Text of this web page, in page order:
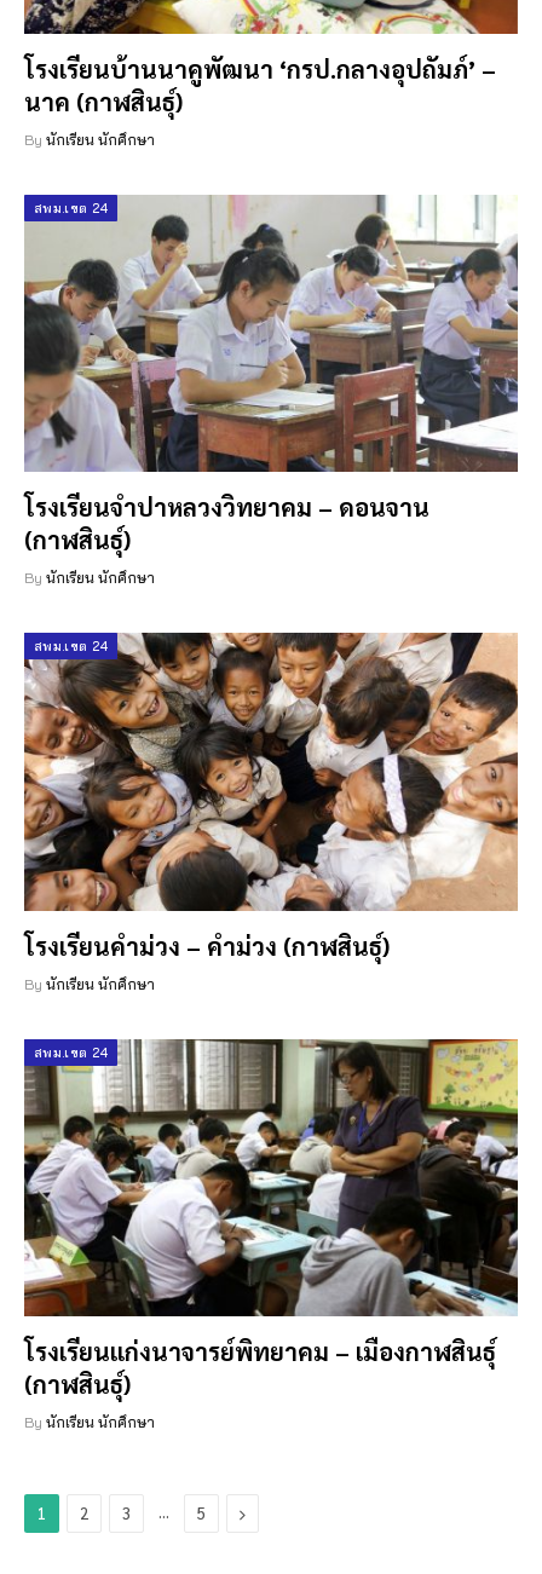
โรงเรียนบ้านนาคูพัฒนา ‘กรป.กลางอุปถัมภ์’ –
นาค (กาฬสินธุ์)
By นักเรียน นักศึกษา
สพม.เขต 24
โรงเรียนจำปาหลวงวิทยาคม – ดอนจาน
(กาฬสินธุ์)
By นักเรียน นักศึกษา
สพม.เขต 24
โรงเรียนคำม่วง – คำม่วง (กาฬสินธุ์)
By นักเรียน นักศึกษา
สพม.เขต 24
โรงเรียนแก่งนาจารย์พิทยาคม – เมืองกาฬสินธุ์
(กาฬสินธุ์)
By นักเรียน นักศึกษา
1 2 3 … 5 Next